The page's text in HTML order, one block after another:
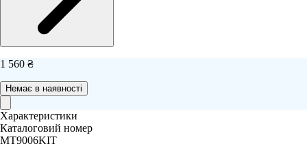
1 560 ₴
Немає в наявності
Характеристики
Каталоговий номер
MT9006KIT